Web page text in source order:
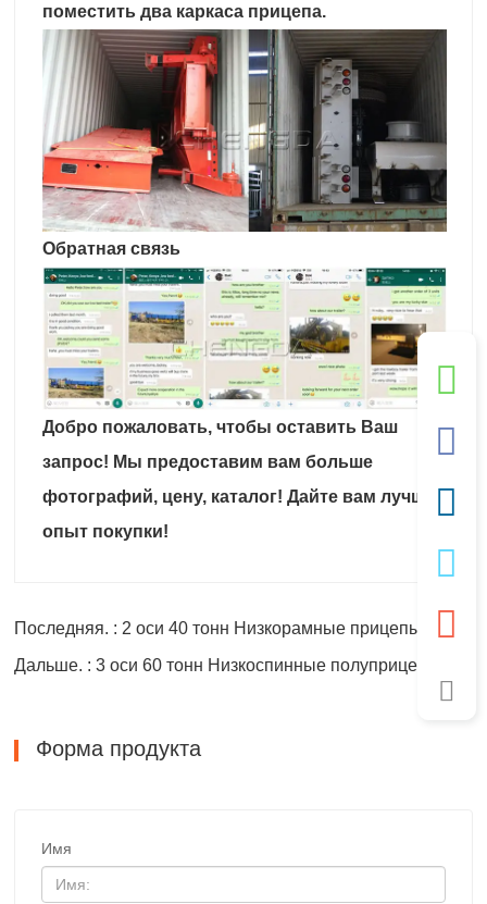
поместить два каркаса прицепа.
Обратная связь
Добро пожаловать, чтобы оставить Ваш
запрос! Мы предоставим вам больше
фотографий, цену, каталог! Дайте вам лучший
опыт покупки!
Последняя. : 2 оси 40 тонн Низкорамные прицепы
Дальше. : 3 оси 60 тонн Низкоспинные полуприцепы
Форма продукта
Имя